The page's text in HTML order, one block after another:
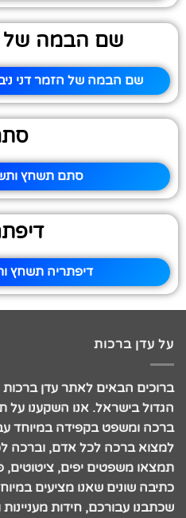
שם הבמה של
שם הבמה של הזמר דני
סתם תשחץ
דיפתריה תשחץ
על עדן ברכות
ברוכים הבאים לאתר עדן
הגדול בישראל. אנו השקענו על
ברכה ומשפט בקפידה במיוחד
למצוא ברכה לכל אדם, וברכה
תמצאו משפטים יפים, ציטוטים,
כתיבה שונים שאנו מציעים
שכתבנו עבורכם, חידות